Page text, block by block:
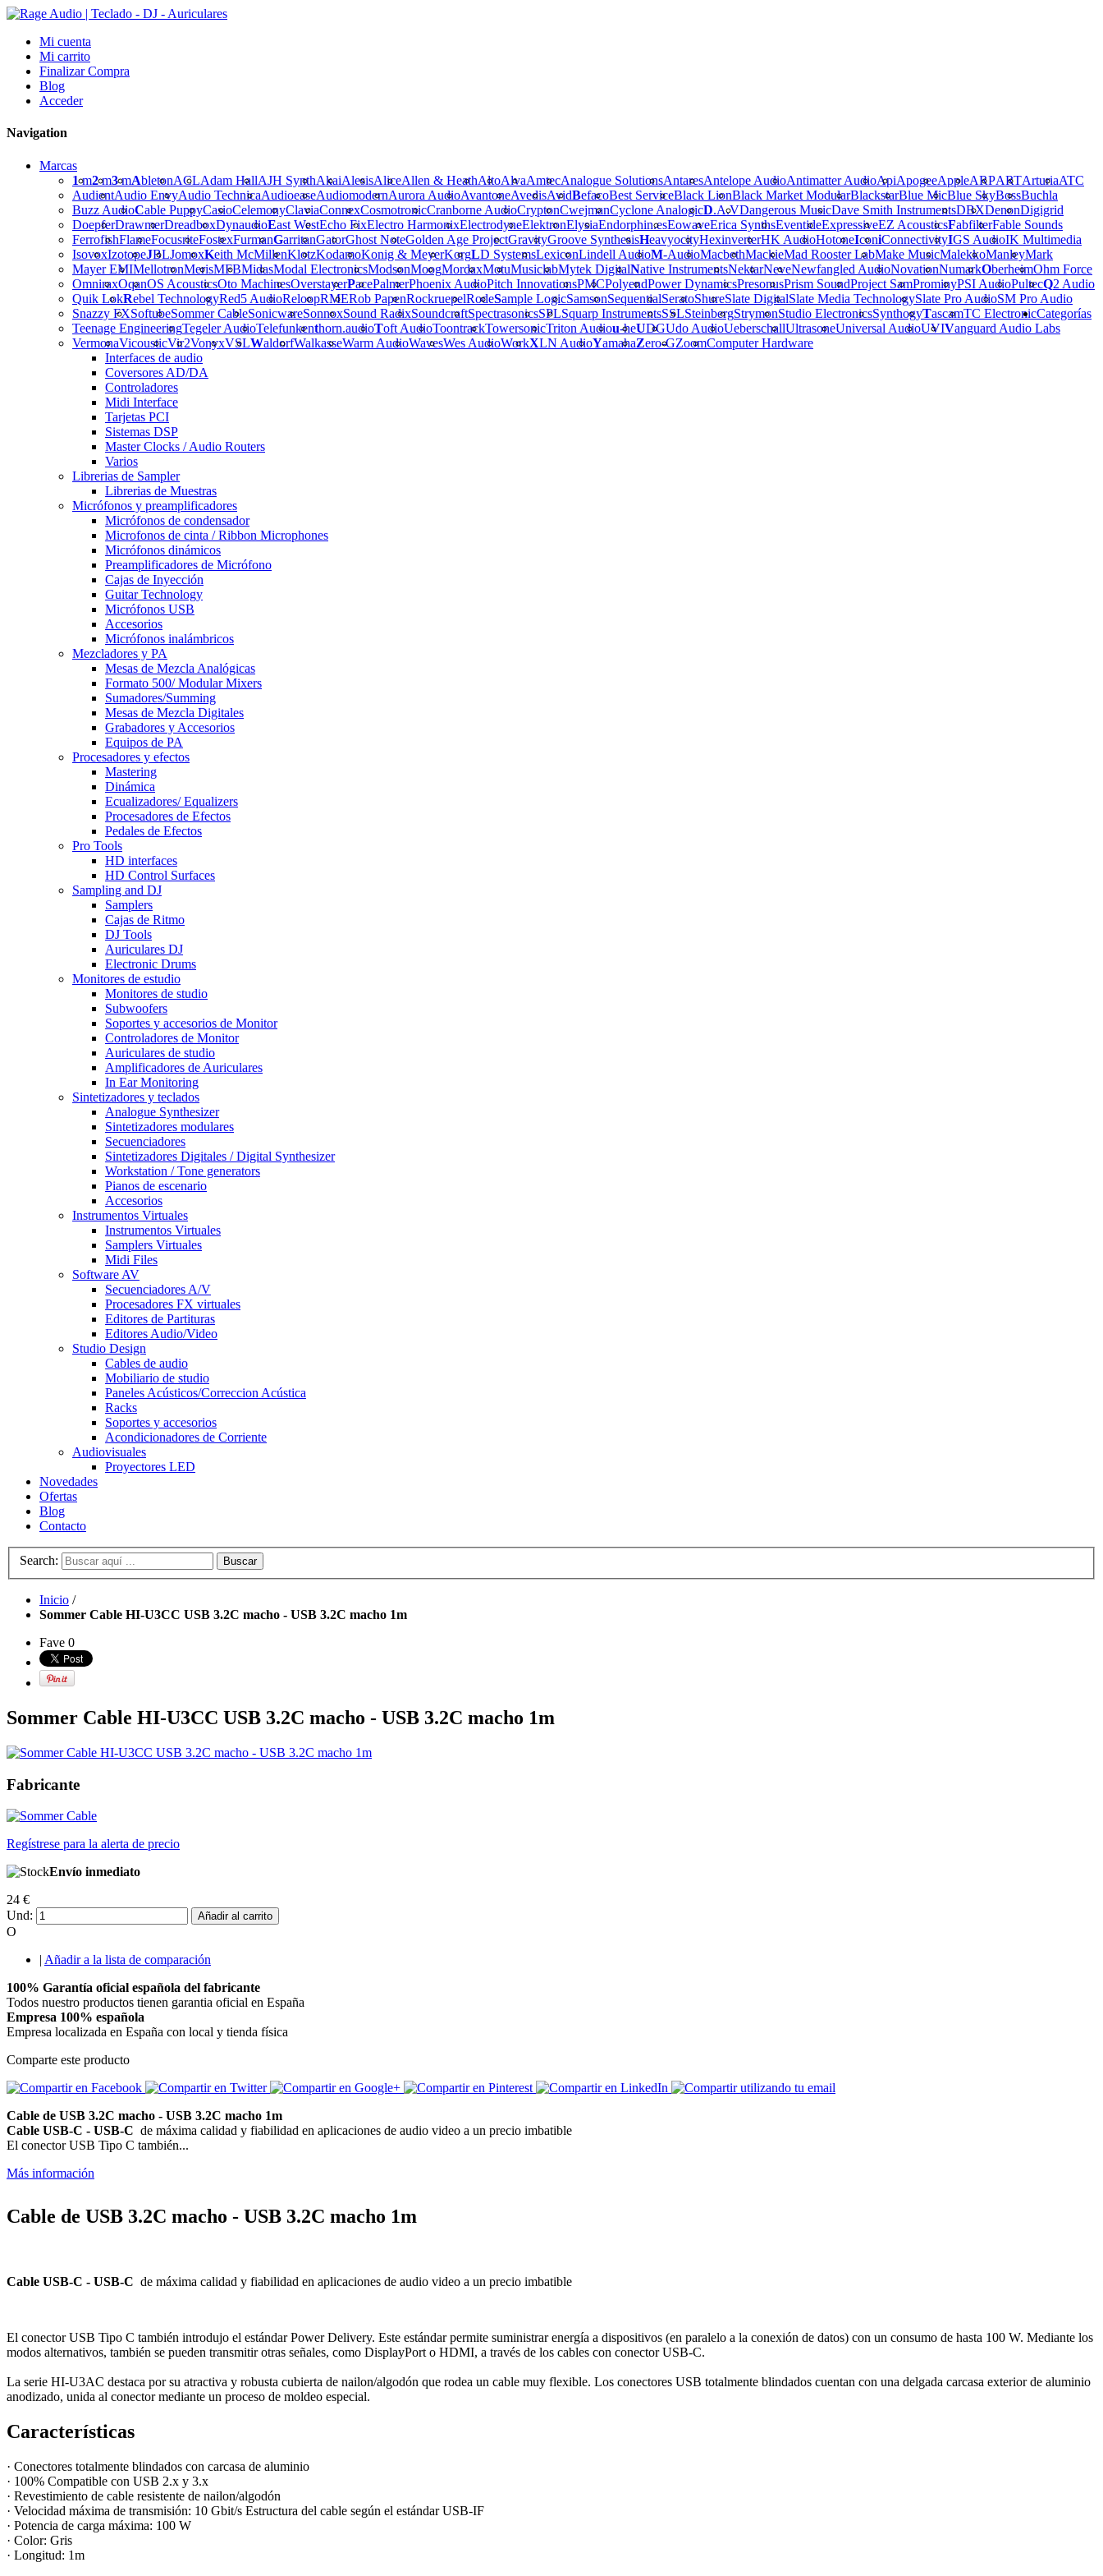
Mi cuenta
Mi carrito
Finalizar Compra
Blog
Acceder
Navigation
Marcas
1m2m3mAbletonACLAdam HallAJH SynthAkaiAlesisAliceAllen & HeathAltoAlvaAmtecAnalogue SolutionsAntaresAntelope AudioAntimatter AudioApiApogeeAppleARPARTArturiaATC
AudientAudio EnvyAudio TechnicaAudioeaseAudiomodernAurora AudioAvantoneAvedisAvidBefacoBest ServiceBlack LionBlack Market ModularBlackstarBlue MicBlue SkyBossBuchla
Buzz AudioCable PuppyCasioCelemonyClaviaConnexCosmotronicCranborne AudioCryptonCwejmanCyclone AnalogicD.A.VDangerous MusicDave Smith InstrumentsDBXDenonDigigrid
DoepferDrawmerDreadboxDynaudioEast WestEcho FixElectro HarmonixElectrodyneElektronElysiaEndorphin.esEowaveErica SynthsEventideExpressiveEZ AcousticsFabfilterFable Sounds
FerrofishFlameFocusriteFostexFurmanGarritanGatorGhost NoteGolden Age ProjectGravityGroove SynthesisHeavyocityHexinverterHK AudioHotoneIconiConnectivityIGS AudioIK Multimedia
IsovoxIzotopeJBLJomoxKeith McMillenKlotzKodamoKonig & MeyerKorgLD SystemsLexiconLindell AudioM-AudioMacbethMackieMad Rooster LabMake MusicMalekkoManleyMark
Mayer EMIMellotronMerisMFBMidasModal ElectronicsModsonMoogMordaxMotuMusiclabMytek DigitalNative InstrumentsNektarNeveNewfangled AudioNovationNumarkOberheimOhm Force
OmniraxOqanOS AcousticsOto MachinesOverstayerPacePalmerPhoenix AudioPitch InnovationsPMCPolyendPower DynamicsPresonusPrism SoundProject SamProminyPSI AudioPultecQ2 Audio
Quik LokRebel TechnologyRed5 AudioReloopRMERob PapenRockruepelRodeSample LogicSamsonSequentialSeratoShureSlate DigitalSlate Media TechnologySlate Pro AudioSM Pro Audio
Snazzy FXSoftubeSommer CableSonicwareSonnoxSound RadixSoundcraftSpectrasonicsSPLSquarp InstrumentsSSLSteinbergStrymonStudio ElectronicsSynthogyTascamTC Electronic
Teenage EngineeringTegeler AudioTelefunkenthorn.audioToft AudioToontrackTowersonicTriton Audiou-heUDGUdo AudioUeberschallUltrasoneUniversal AudioUVIVanguard Audio Labs
VermonaVicousticVir2VonyxVSLWaldorfWalkasseWarm AudioWavesWes AudioWorkXLN AudioYamahaZero-GZoom
Categorías
Computer Hardware
Interfaces de audio
Coversores AD/DA
Controladores
Midi Interface
Tarjetas PCI
Sistemas DSP
Master Clocks / Audio Routers
Varios
Librerias de Sampler
Librerias de Muestras
Micrófonos y preamplificadores
Micrófonos de condensador
Microfonos de cinta / Ribbon Microphones
Micrófonos dinámicos
Preamplificadores de Micrófono
Cajas de Inyección
Guitar Technology
Micrófonos USB
Accesorios
Micrófonos inalámbricos
Mezcladores y PA
Mesas de Mezcla Analógicas
Formato 500/ Modular Mixers
Sumadores/Summing
Mesas de Mezcla Digitales
Grabadores y Accesorios
Equipos de PA
Procesadores y efectos
Mastering
Dinámica
Ecualizadores/ Equalizers
Procesadores de Efectos
Pedales de Efectos
Pro Tools
HD interfaces
HD Control Surfaces
Sampling and DJ
Samplers
Cajas de Ritmo
DJ Tools
Auriculares DJ
Electronic Drums
Monitores de estudio
Monitores de studio
Subwoofers
Soportes y accesorios de Monitor
Controladores de Monitor
Auriculares de studio
Amplificadores de Auriculares
In Ear Monitoring
Sintetizadores y teclados
Analogue Synthesizer
Sintetizadores modulares
Secuenciadores
Sintetizadores Digitales / Digital Synthesizer
Workstation / Tone generators
Pianos de escenario
Accesorios
Instrumentos Virtuales
Instrumentos Virtuales
Samplers Virtuales
Midi Files
Software AV
Secuenciadores A/V
Procesadores FX virtuales
Editores de Partituras
Editores Audio/Video
Studio Design
Cables de audio
Mobiliario de studio
Paneles Acústicos/Correccion Acústica
Racks
Soportes y accesorios
Acondicionadores de Corriente
Audiovisuales
Proyectores LED
Novedades
Ofertas
Blog
Contacto
Search: Buscar
Inicio /
Sommer Cable HI-U3CC USB 3.2C macho - USB 3.2C macho 1m
Fave 0
Sommer Cable HI-U3CC USB 3.2C macho - USB 3.2C macho 1m
Fabricante
Regístrese para la alerta de precio
Envío inmediato
24 €
Und:
Añadir al carrito
O
| Añadir a la lista de comparación
100% Garantía oficial española del fabricante
Todos nuestro productos tienen garantia oficial en España
Empresa 100% española
Empresa localizada en España con local y tienda física
Comparte este producto
Cable de USB 3.2C macho - USB 3.2C macho 1m
Cable USB-C - USB-C de máxima calidad y fiabilidad en aplicaciones de audio video a un precio imbatible
El conector USB Tipo C también...
Más información
Cable de USB 3.2C macho - USB 3.2C macho 1m
Cable USB-C - USB-C de máxima calidad y fiabilidad en aplicaciones de audio video a un precio imbatible
El conector USB Tipo C también introdujo el estándar Power Delivery. Este estándar permite suministrar energía a dispositivos (en paralelo a la conexión de datos) con un consumo de hasta 100 W. Mediante los
modos alternativos, también se pueden transmitir otras señales, como DisplayPort o HDMI, a través de los cables con conector USB-C.
La serie HI-U3AC destaca por su atractiva y robusta cubierta de nailon/algodón que rodea un cable muy flexible. Los conectores USB totalmente blindados cuentan con una delgada carcasa exterior de aluminio
anodizado, unida al conector mediante un proceso de moldeo especial.
Características
· Conectores totalmente blindados con carcasa de aluminio
· 100% Compatible con USB 2.x y 3.x
· Revestimiento de cable resistente de nailon/algodón
· Velocidad máxima de transmisión: 10 Gbit/s Estructura del cable según el estándar USB-IF
· Potencia de carga máxima: 100 W
· Color: Gris
· Longitud: 1m